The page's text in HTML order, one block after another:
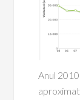
Anul